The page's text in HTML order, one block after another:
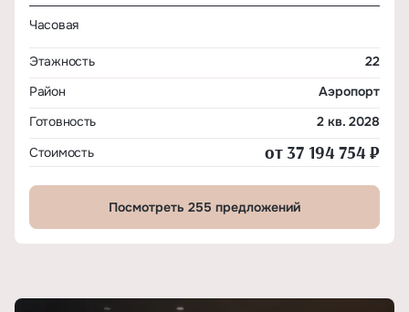
Часовая
Этажность
22
Район
Аэропорт
Готовность
2 кв. 2028
Стоимость
от 37 194 754 ₽
Посмотреть 255 предложений